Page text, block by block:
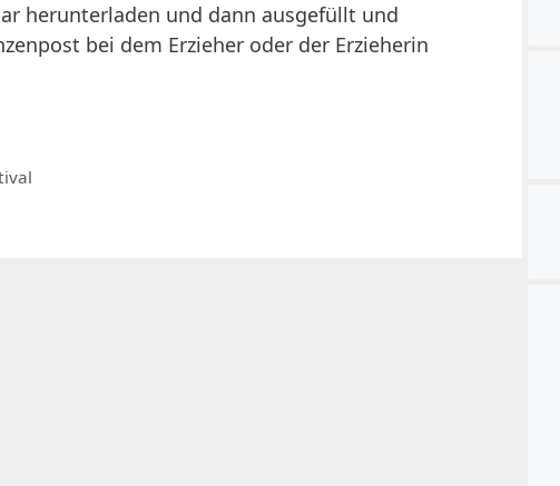
herunterladen und dann ausgefüllt und
bei dem Erzieher oder der Erzieherin